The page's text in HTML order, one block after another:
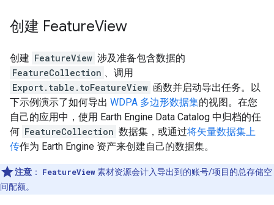
创建 FeatureView
创建 FeatureView 涉及准备包含数据的
FeatureCollection 、调用
Export.table.toFeatureView 函数并启动导出任务。以
下示例演示了如何导出 WDPA 多边形数据集的视图。在您
自己的应用中，使用 Earth Engine Data Catalog 中归档的任
何 FeatureCollection 数据集，或通过将矢量数据集上
传作为 Earth Engine 资产来创建自己的数据集。
注意 ： FeatureView素材资源会计入导出到的账号/项目的总存储空
间配额。